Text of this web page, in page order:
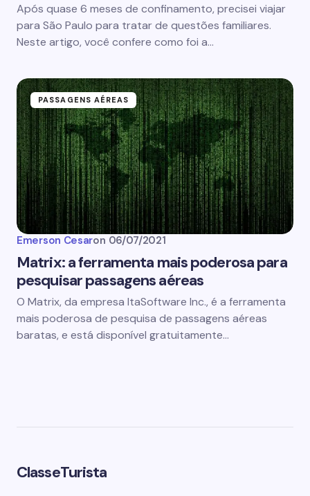
Após quase 6 meses de confinamento, precisei viajar
para São Paulo para tratar de questões familiares.
Neste artigo, você confere como foi a…
PASSAGENS AÉREAS
Emerson Cesaron 06/07/2021
Matrix: a ferramenta mais poderosa para
pesquisar passagens aéreas
O Matrix, da empresa ItaSoftware Inc., é a ferramenta
mais poderosa de pesquisa de passagens aéreas
baratas, e está disponível gratuitamente…
ClasseTurista